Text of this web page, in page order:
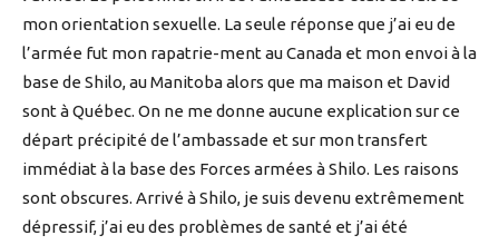
mon orientation sexuelle. La seule réponse que j’ai eu de
l’armée fut mon rapatrie-ment au Canada et mon envoi à la
base de Shilo, au Manitoba alors que ma maison et David
sont à Québec. On ne me donne aucune explication sur ce
départ précipité de l’ambassade et sur mon transfert
immédiat à la base des Forces armées à Shilo. Les raisons
sont obscures. Arrivé à Shilo, je suis devenu extrêmement
dépressif, j’ai eu des problèmes de santé et j’ai été